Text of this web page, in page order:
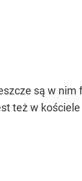
są w nim
też w